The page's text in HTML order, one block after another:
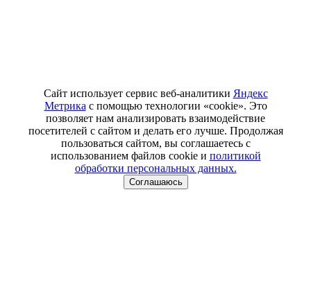
Сайт использует сервис веб-аналитики Яндекс
Метрика с помощью технологии «cookie». Это
позволяет нам анализировать взаимодействие
посетителей с сайтом и делать его лучше. Продолжая
пользоваться сайтом, вы соглашаетесь с
использованием файлов cookie и политикой
обработки персональных данных.
Соглашаюсь